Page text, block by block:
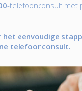
-telefoonconsult met
het eenvoudige
telefoonconsult.